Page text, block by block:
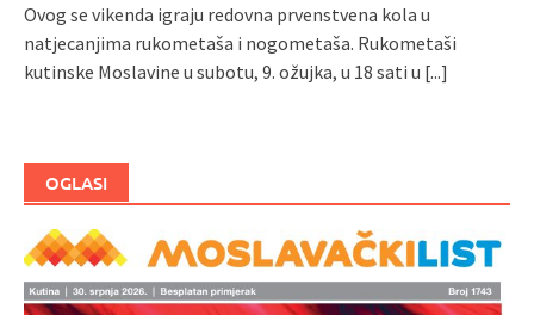
Ovog se vikenda igraju redovna prvenstvena kola u
natjecanjima rukometaša i nogometaša. Rukometaši
kutinske Moslavine u subotu, 9. ožujka, u 18 sati u [...]
OGLASI